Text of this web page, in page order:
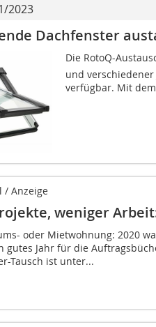
2023
Dachfenster
Die RotoQ-
und
verfügbar. Mit dem
/ Anzeige
weniger
oder Mietwohnung: 2020
gutes Jahr für die
Tausch ist unter...